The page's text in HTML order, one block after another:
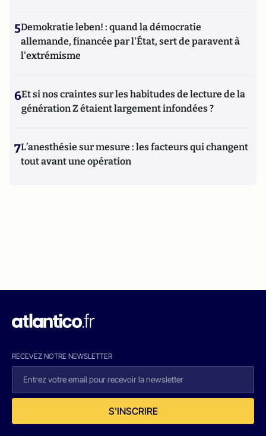
5Demokratie leben! : quand la démocratie
allemande, financée par l'État, sert de paravent à
l'extrémisme
6Et si nos craintes sur les habitudes de lecture de la
génération Z étaient largement infondées ?
7L’anesthésie sur mesure : les facteurs qui changent
tout avant une opération
RECEVEZ NOTRE NEWSLETTER
S'INSCRIRE